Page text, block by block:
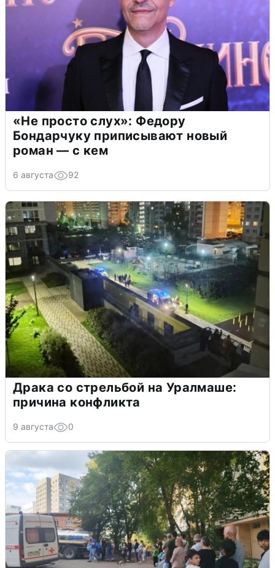
«Не просто слух»: Федору
Бондарчуку приписывают новый
роман — с кем
6 августа 92
Драка со стрельбой на Уралмаше:
причина конфликта
9 августа 0